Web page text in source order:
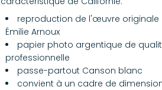
reproduction de l'œuvre originale
Émilie Arnoux
papier photo argentique de
professionnelle
passe-partout Canson blanc
convient à un cadre de